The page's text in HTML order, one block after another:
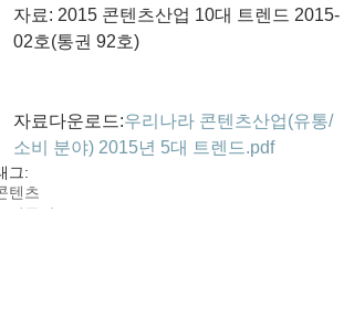
자료: 2015 콘텐츠산업 10대 트렌드 2015-
02호(통권 92호)
자료다운로드:우리나라 콘텐츠산업(유통/
소비 분야) 2015년 5대 트렌드.pdf
그:
텐츠
시문화